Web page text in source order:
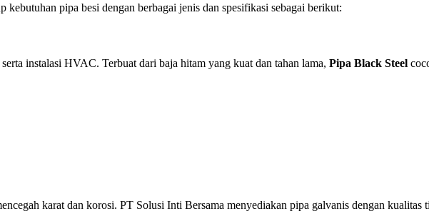
pipa besi dengan berbagai jenis dan spesifikasi sebagai berikut:
instalasi HVAC. Terbuat dari baja hitam yang kuat dan tahan lama, Pipa Black Steel
karat dan korosi. PT Solusi Inti Bersama menyediakan pipa galvanis dengan